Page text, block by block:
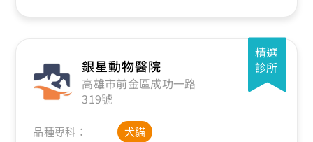
精選
診所
銀星動物醫院
高雄市前金區成功一路
319號
品種專科： 犬貓